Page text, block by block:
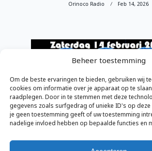
Beheer toestemming
Om de beste ervaringen te bieden, gebruiken wij
cookies om informatie over je apparaat op te
raadplegen. Door in te stemmen met deze
gegevens zoals surfgedrag of unieke ID's op deze
je geen toestemming geeft of uw toestemming
nadelige invloed hebben op bepaalde functies en
Orinoco Radio Feb 14, 2026